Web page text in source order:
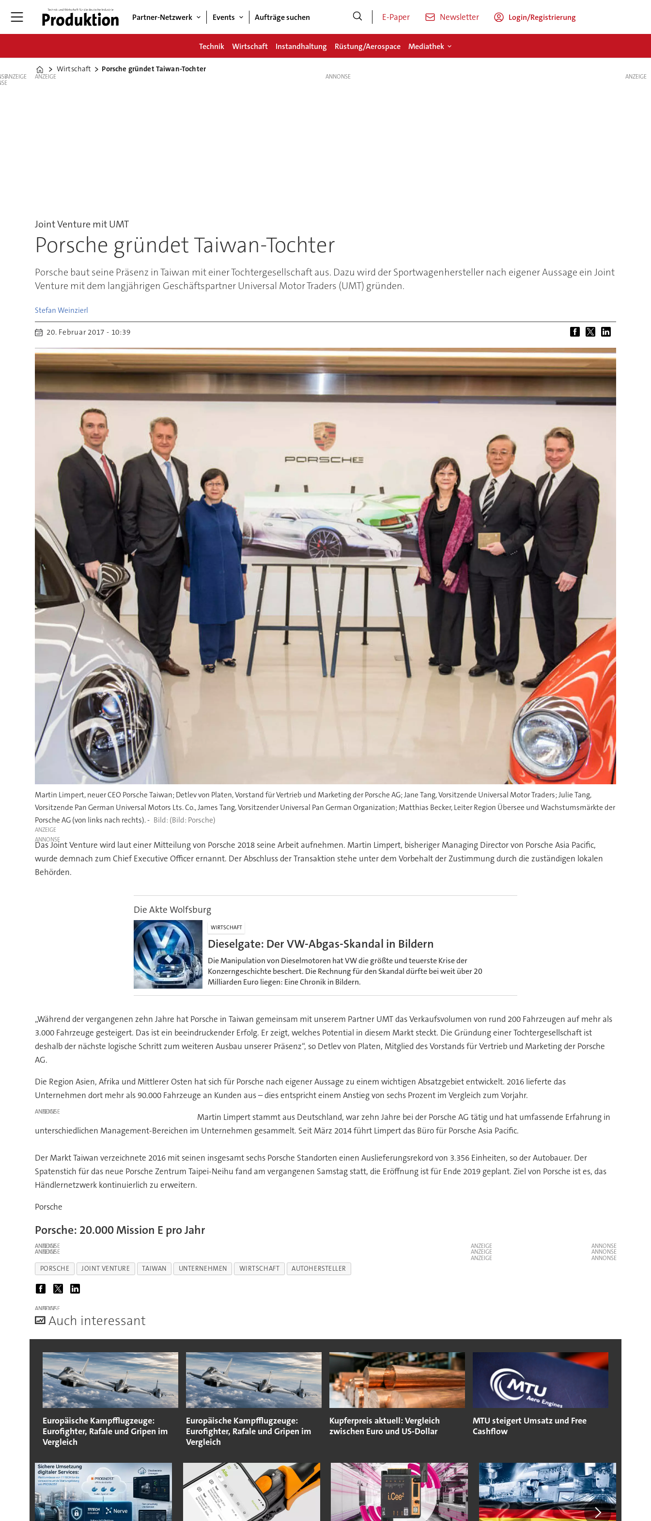
Partner-Netzwerk Events Aufträge suchen E-Paper Newsletter Login/Registrierung
Technik Wirtschaft Instandhaltung Rüstung/Aerospace Mediathek
Home
Wirtschaft Porsche gründet Taiwan-Tochter
ANZEIGE ANZEIGE
Joint Venture mit UMT
Porsche gründet Taiwan-Tochter
Porsche baut seine Präsenz in Taiwan mit einer Tochtergesellschaft aus. Dazu wird der Sportwagenhersteller nach eigener Aussage ein Joint
Venture mit dem langjährigen Geschäftspartner Universal Motor Traders (UMT) gründen.
Stefan Weinzierl
20. Februar 2017 - 10:39
Martin Limpert, neuer CEO Porsche Taiwan; Detlev von Platen, Vorstand für Vertrieb und Marketing der Porsche AG; Jane Tang, Vorsitzende Universal Motor Traders; Julie Tang,
Vorsitzende Pan German Universal Motors Lts. Co., James Tang, Vorsitzender Universal Pan German Organization; Matthias Becker, Leiter Region Übersee und Wachstumsmärkte der
Porsche AG (von links nach rechts). -
(Bild: Porsche)
ANZEIGE
Das Joint Venture wird laut einer Mitteilung von Porsche 2018 seine Arbeit aufnehmen. Martin Limpert, bisheriger Managing Director von Porsche Asia Pacific,
wurde demnach zum Chief Executive Officer ernannt. Der Abschluss der Transaktion stehe unter dem Vorbehalt der Zustimmung durch die zuständigen lokalen
Behörden.
Die Akte Wolfsburg
WIRTSCHAFT
Dieselgate: Der VW-Abgas-Skandal in Bildern
Die Manipulation von Dieselmotoren hat VW die größte und teuerste Krise der
Konzerngeschichte beschert. Die Rechnung für den Skandal dürfte bei weit über 20
Milliarden Euro liegen: Eine Chronik in Bildern.
„Während der vergangenen zehn Jahre hat Porsche in Taiwan gemeinsam mit unserem Partner UMT das Verkaufsvolumen von rund 200 Fahrzeugen auf mehr als
3.000 Fahrzeuge gesteigert. Das ist ein beeindruckender Erfolg. Er zeigt, welches Potential in diesem Markt steckt. Die Gründung einer Tochtergesellschaft ist
deshalb der nächste logische Schritt zum weiteren Ausbau unserer Präsenz“, so Detlev von Platen, Mitglied des Vorstands für Vertrieb und Marketing der Porsche
AG.
Die Region Asien, Afrika und Mittlerer Osten hat sich für Porsche nach eigener Aussage zu einem wichtigen Absatzgebiet entwickelt. 2016 lieferte das
Unternehmen dort mehr als 90.000 Fahrzeuge an Kunden aus – dies entspricht einem Anstieg von sechs Prozent im Vergleich zum Vorjahr.
ANZEIGE
Martin Limpert stammt aus Deutschland, war zehn Jahre bei der Porsche AG tätig und hat umfassende Erfahrung in
unterschiedlichen Management-Bereichen im Unternehmen gesammelt. Seit März 2014 führt Limpert das Büro für Porsche Asia Pacific.
Der Markt Taiwan verzeichnete 2016 mit seinen insgesamt sechs Porsche Standorten einen Auslieferungsrekord von 3.356 Einheiten, so der Autobauer. Der
Spatenstich für das neue Porsche Zentrum Taipei-Neihu fand am vergangenen Samstag statt, die Eröffnung ist für Ende 2019 geplant. Ziel von Porsche ist es, das
Händlernetzwerk kontinuierlich zu erweitern.
Porsche
Porsche: 20.000 Mission E pro Jahr
ANZEIGE
ANZEIGE
ANZEIGE
ANZEIGE
ANZEIGE
PORSCHE JOINT VENTURE TAIWAN UNTERNEHMEN WIRTSCHAFT AUTOHERSTELLER
ANZEIGE
Auch interessant
Europäische Kampfflugzeuge:
Eurofighter, Rafale und Gripen im
Vergleich
Europäische Kampfflugzeuge:
Eurofighter, Rafale und Gripen im
Vergleich
Kupferpreis aktuell: Vergleich
zwischen Euro und US-Dollar
MTU steigert Umsatz und Free
Cashflow
ANZEIGE